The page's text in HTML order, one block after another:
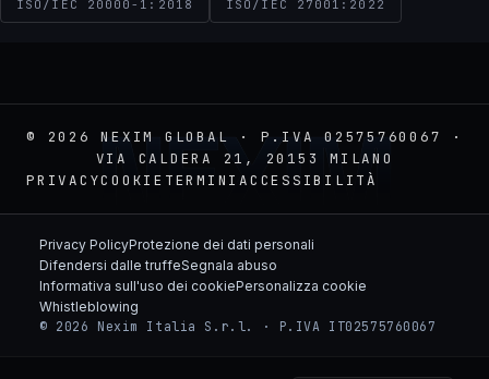
ISO/IEC 20000-1:2018 ISO/IEC 27001:2022
© 2026 NEXIM GLOBAL · P.IVA 02575760067 ·
VIA CALDERA 21, 20153 MILANO
PRIVACYCOOKIE TERMINI ACCESSIBILITÀ
NEXIM
Privacy PolicyProtezione dei dati personali
Difendersi dalle truffeSegnala abuso
Informativa sull'uso dei cookiePersonalizza cookie
Whistleblowing
© 2026 Nexim Italia S.r.l. · P.IVA IT02575760067